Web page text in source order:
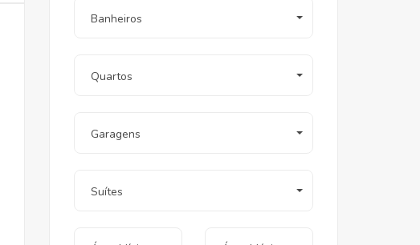
Banheiros
Quartos
Garagens
Suítes